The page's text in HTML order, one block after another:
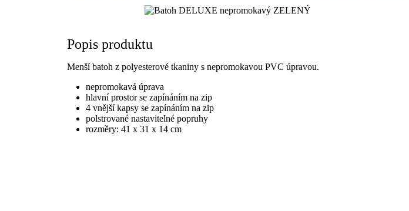
Popis produktu
Menší batoh z polyesterové tkaniny s nepromokavou PVC úpravou.
nepromokavá úprava
hlavní prostor se zapínáním na zip
4 vnější kapsy se zapínáním na zip
polstrované nastavitelné popruhy
rozměry: 41 x 31 x 14 cm